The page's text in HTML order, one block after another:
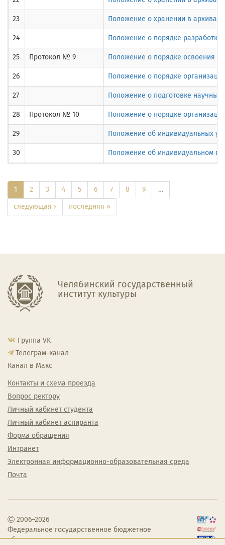
23 Положение о хранении в
24 Положение о порядке
25 Протокол № 9 Положение о порядке освоения
26 Положение о порядке
27 Положение о подготовке научных
28 Протокол № 10 Положение о порядке
29 Положение об индивидуальных
30 Положение об индивидуальном
1 2 3 4 5 6 7 8 9
…
следующая ›
последняя »
Челябинский государственный
институт культуры
Группа VK
Телеграм-канал
Канал в Макс
Контакты и схема проезда
Вопрос ректору
Личный кабинет студента
Личный кабинет аспиранта
Форма обращения
Интранет
Электронная информационно-образовательная среда
Почта
2006–2026
Федеральное государственное бюджетное
образовательное учреждение высшего